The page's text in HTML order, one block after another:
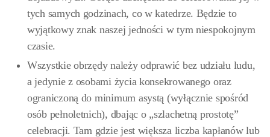
tych samych godzinach, co w katedrze. Będzie to
wyjątkowy znak naszej jedności w tym niespokojnym
czasie.
Wszystkie obrzędy należy odprawić bez udziału ludu,
a jedynie z osobami życia konsekrowanego oraz
ograniczoną do minimum asystą (wyłącznie spośród
osób pełnoletnich), dbając o „szlachetną prostotę”
celebracji. Tam gdzie jest większa liczba kapłanów lub